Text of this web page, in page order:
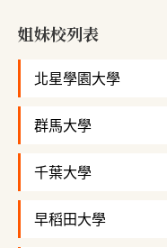
姐妹校列表
北星學園大學
群馬大學
千葉大學
早稻田大學